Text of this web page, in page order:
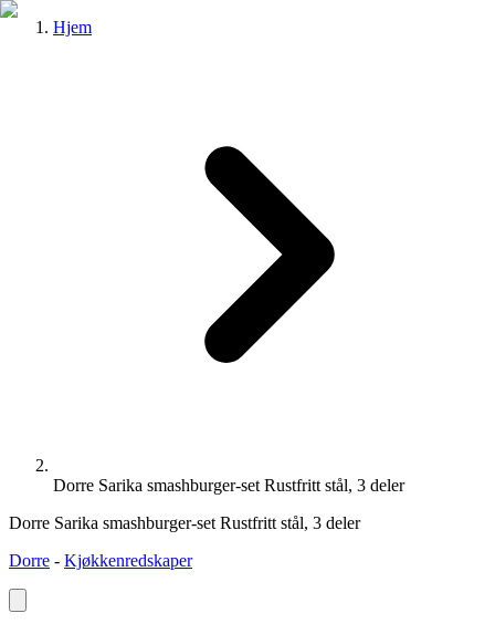
Hjem
Dorre Sarika smashburger-set Rustfritt stål, 3 deler
Dorre Sarika smashburger-set Rustfritt stål, 3 deler
Dorre - Kjøkkenredskaper